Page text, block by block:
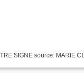
SIGNE source: MARIE